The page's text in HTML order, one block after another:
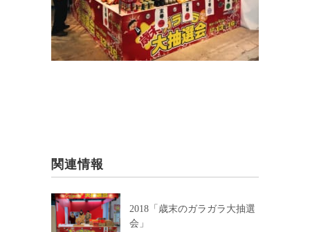
関連情報
2018「歳末のガラガラ大抽選
会」